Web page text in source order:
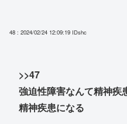
48 : 2024/02/24 12:09:19 IDshc
>>47
強迫性障害なんて精神疾
精神疾患になる